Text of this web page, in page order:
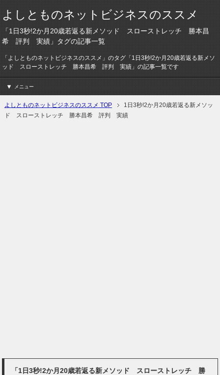
よしとものネットビジネスのススメ
「1日3秒!2か月20歳若返る新メソッド スローストレッチ 勝本昌
希 評判 実績」タグの記事一覧
「よしとものネットビジネスのススメ」のタグ「1日3秒!2か月20歳若返る新メソ
ッド スローストレッチ 勝本昌希 評判 実績」の記事一覧です
メニュー
よしとものネットビジネスのススメ TOP
1日3秒!2か月20歳若返る新メソッ
ド スローストレッチ 勝本昌希 評判 実績
「1日3秒!2か月20歳若返る新メソッド スローストレッチ 勝